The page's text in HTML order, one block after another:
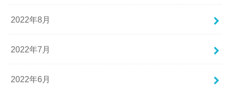
2022年8月
2022年7月
2022年6月